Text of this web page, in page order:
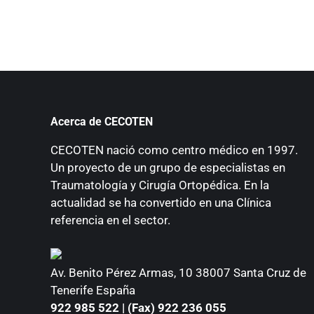
Acerca de CECOTEN
CECOTEN nació como centro médico en 1997.
Un proyecto de un grupo de especialistas en
Traumatología y Cirugía Ortopédica. En la
actualidad se ha convertido en una Clínica
referencia en el sector.
Av. Benito Pérez Armas, 10 38007 Santa Cruz de
Tenerife España
922 985 522 | (Fax) 922 236 055